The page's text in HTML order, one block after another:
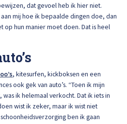
dat gevoel heb ik hier niet.
mij hoe ik bepaalde dingen doe, dan
op hun manier moet doen. Dat is heel
, kitesurfen, kickboksen en een
ook gek van auto’s. “Toen ik mijn
ik helemaal verkocht. Dat ik iets in
wist ik zeker, maar ik wist niet
ben ik gaan